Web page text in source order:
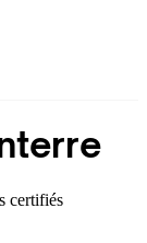
certifiés